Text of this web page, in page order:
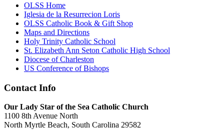
OLSS Home
Iglesia de la Resurrecion Loris
OLSS Catholic Book & Gift Shop
Maps and Directions
Holy Trinity Catholic School
St. Elizabeth Ann Seton Catholic High School
Diocese of Charleston
US Conference of Bishops
Contact Info
Our Lady Star of the Sea Catholic Church
1100 8th Avenue North
North Myrtle Beach, South Carolina 29582